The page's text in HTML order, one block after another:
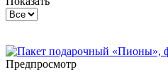
Предпросмотр